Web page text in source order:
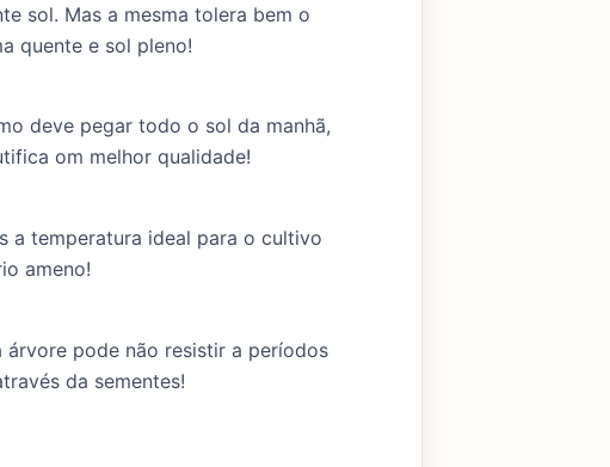
sol. Mas a mesma tolera bem o
quente e sol pleno!
deve pegar todo o sol da manhã,
om melhor qualidade!
a temperatura ideal para o cultivo
ameno!
árvore pode não resistir a períodos
da sementes!